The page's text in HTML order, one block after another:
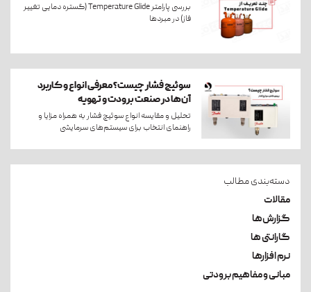
بررسی پارامتر Temperature Glide (گستره دمایی تغییر
فاز) در مبردها
سوئیچ فشار چیست؟ معرفی انواع و کاربرد
آن‌ها در صنعت برودت و تهویه
تحلیل و مقایسه انواع سوئیچ فشار به همراه مزایا و
راهنمای انتخاب برای سیستم‌های سرمایشی
دسته‌بندی مطالب
مقالات
گزارش‌ها
گارانتی ها
نرم افزارها
مبانی و مفاهیم برودتی